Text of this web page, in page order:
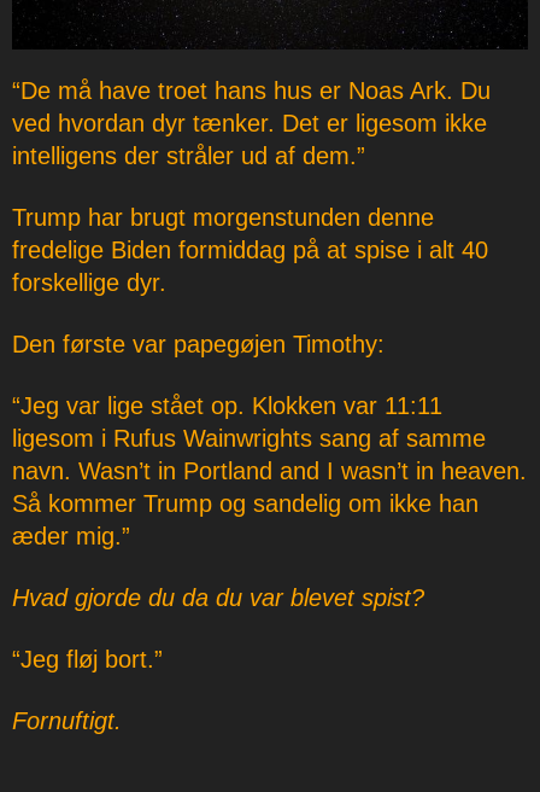
“De må have troet hans hus er Noas Ark. Du
ved hvordan dyr tænker. Det er ligesom ikke
intelligens der stråler ud af dem.”
Trump har brugt morgenstunden denne
fredelige Biden formiddag på at spise i alt 40
forskellige dyr.
Den første var papegøjen Timothy:
“Jeg var lige stået op. Klokken var 11:11
ligesom i Rufus Wainwrights sang af samme
navn. Wasn’t in Portland and I wasn’t in heaven.
Så kommer Trump og sandelig om ikke han
æder mig.”
Hvad gjorde du da du var blevet spist?
“Jeg fløj bort.”
Fornuftigt.